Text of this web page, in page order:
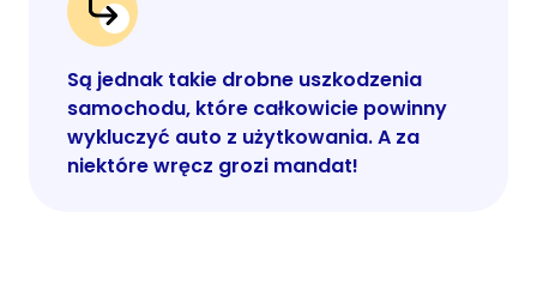
Są jednak takie drobne uszkodzenia
samochodu, które całkowicie powinny
wykluczyć auto z użytkowania. A za
niektóre wręcz grozi mandat!